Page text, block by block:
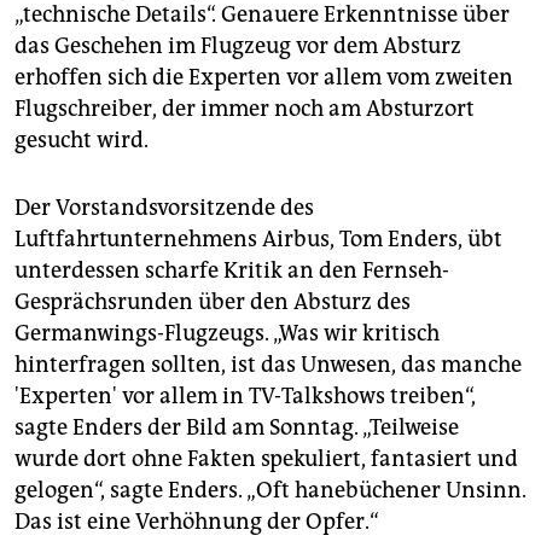
„technische Details“. Genauere Erkenntnisse über
das Geschehen im Flugzeug vor dem Absturz
erhoffen sich die Experten vor allem vom zweiten
Flugschreiber, der immer noch am Absturzort
gesucht wird.
Der Vorstandsvorsitzende des
Luftfahrtunternehmens Airbus, Tom Enders, übt
unterdessen scharfe Kritik an den Fernseh-
Gesprächsrunden über den Absturz des
Germanwings-Flugzeugs. „Was wir kritisch
hinterfragen sollten, ist das Unwesen, das manche
'Experten' vor allem in TV-Talkshows treiben“,
sagte Enders der Bild am Sonntag. „Teilweise
wurde dort ohne Fakten spekuliert, fantasiert und
gelogen“, sagte Enders. „Oft hanebüchener Unsinn.
Das ist eine Verhöhnung der Opfer.“